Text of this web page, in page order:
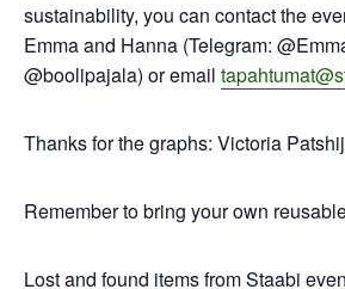
sustainability, you can contact the
Emma and Hanna (Telegram:
@boolipajala) or email
Thanks for the graphs: Victoria
Remember to bring your own
Lost and found items from Staabi